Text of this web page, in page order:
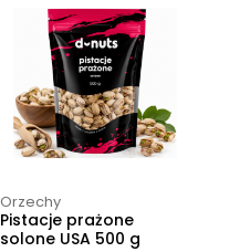
Orzechy
Pistacje prażone
solone USA 500 g